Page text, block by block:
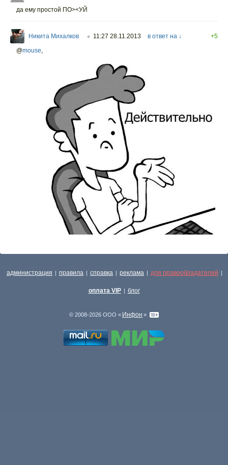
да ему простой ПО><УЙ
Никита Михалков ○ 11:27 28.11.2013 в ответ на ↓
+5
@mouse,
администрация | правила | справка | реклама | для правообладателей |
оплата VIP | блог
© 2008-2026 ООО « Инфон »